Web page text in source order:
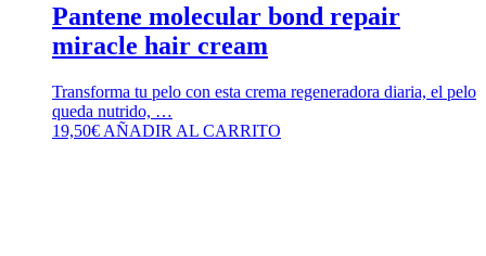
Pantene molecular bond repair
miracle hair cream
Transforma tu pelo con esta crema regeneradora diaria, el pelo
queda nutrido, …
19,50€ AÑADIR AL CARRITO